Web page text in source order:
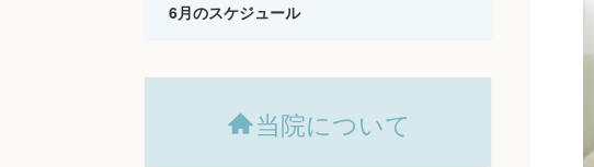
6月のスケジュール
当院について